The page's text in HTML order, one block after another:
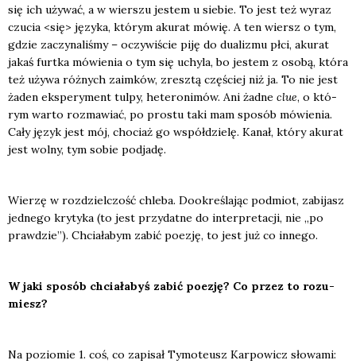
się ich uży­wać, a w wier­szu jestem u sie­bie. To jest też wyraz
czu­cia <się> języ­ka, któ­rym aku­rat mówię. A ten wiersz o tym,
gdzie zaczy­na­li­śmy – oczy­wi­ście piję do duali­zmu płci, aku­rat
jakaś furt­ka mówie­nia o tym się uchy­la, bo jestem z oso­bą, któ­ra
też uży­wa róż­nych zaim­ków, zresz­tą czę­ściej niż ja. To nie jest
żaden eks­pe­ry­ment tul­py, hete­ro­ni­mów. Ani żad­ne clue, o któ­
rym war­to roz­ma­wiać, po pro­stu taki mam spo­sób mówie­nia.
Cały język jest mój, cho­ciaż go współ­dzie­lę. Kanał, któ­ry aku­rat
jest wol­ny, tym sobie pod­ja­dę.
Wie­rzę w roz­dziel­czość chle­ba. Dookre­śla­jąc pod­miot, zabi­jasz
jed­ne­go kry­ty­ka (to jest przy­dat­ne do inter­pre­ta­cji, nie „po
praw­dzie”). Chcia­ła­bym zabić poezję, to jest już co inne­go.
W jaki spo­sób chcia­ła­byś zabić poezję? Co przez to rozu­
miesz?
Na pozio­mie 1. coś, co zapi­sał Tymo­te­usz Kar­po­wicz sło­wa­mi: